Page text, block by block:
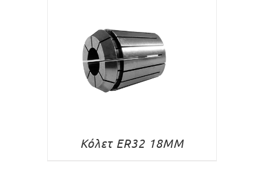
Κόλετ ER32 18MM